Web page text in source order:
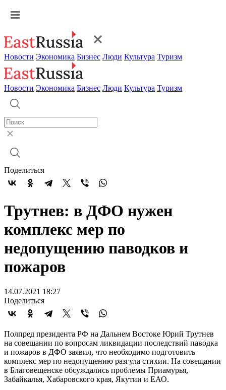
Новости Экономика Бизнес Люди Культура Туризм
Новости Экономика Бизнес Люди Культура Туризм
Поделиться
Трутнев: в ДФО нужен
комплекс мер по
недопущению паводков и
пожаров
14.07.2021 18:27
Поделиться
Полпред президента РФ на Дальнем Востоке Юрий Трутнев
на совещании по вопросам ликвидации последствий паводка
и пожаров в ДФО заявил, что необходимо подготовить
комплекс мер по недопущению разгула стихии. На совещании
в Благовещенске обсуждались проблемы Приамурья,
Забайкалья, Хабаровского края, Якутии и ЕАО.